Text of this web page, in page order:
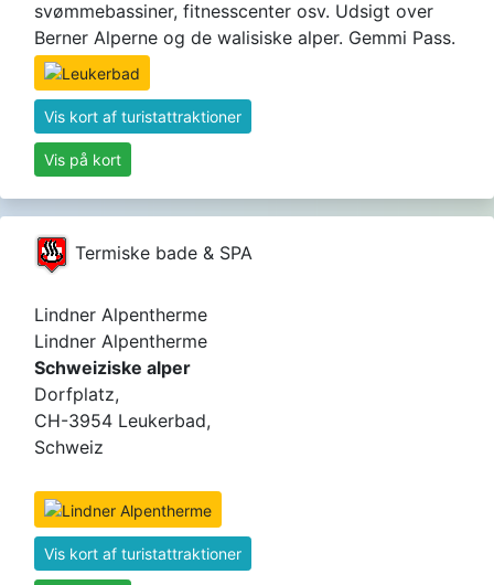
svømmebassiner, fitnesscenter osv. Udsigt over
Berner Alperne og de walisiske alper. Gemmi Pass.
Vis kort af turistattraktioner
Vis på kort
Termiske bade & SPA
Lindner Alpentherme
Lindner Alpentherme
Schweiziske alper
Dorfplatz,
CH-3954 Leukerbad,
Schweiz
Vis kort af turistattraktioner